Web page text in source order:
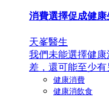
消費選擇促成健康
天峯醫生
我們未能選擇健
差，還可能至少有
健康消費
健康消飲食